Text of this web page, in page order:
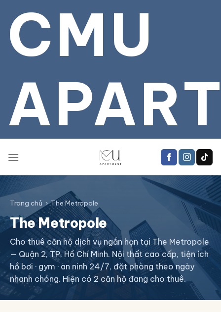
nội
dungCMU
Trang chủ ›The Metropole
The Metropole
Cho thuê căn hộ dịch vụ ngắn hạn tại The Metropole
— Quận 2, TP. Hồ Chí Minh. Nội thất cao cấp, tiện ích
hồ bơi · gym · an ninh 24/7, đặt phòng theo ngày
nhanh chóng. Hiện có 2 căn hộ đang cho thuê.